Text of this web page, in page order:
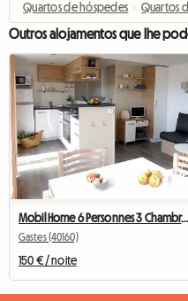
Quartos de hóspedes › Quartos
Outros alojamentos que lhe
Mobil Home 6 Personnes 3 Chambres 2 Salle D'O Et 2 WC
Gastes (40160)
150 € / noite